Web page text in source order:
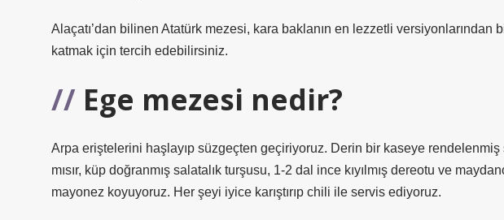
Alaçatı’dan bilinen Atatürk mezesi, kara baklanın en lezzetli versiyonlarından
katmak için tercih edebilirsiniz.
Ege mezesi nedir?
Arpa eriştelerini haşlayıp süzgeçten geçiriyoruz. Derin bir kaseye rendelenmiş
mısır, küp doğranmış salatalık turşusu, 1-2 dal ince kıyılmış dereotu ve
mayonez koyuyoruz. Her şeyi iyice karıştırıp chili ile servis ediyoruz.